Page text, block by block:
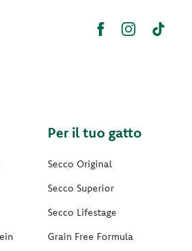
Per il tuo gatto
Secco Original
Secco Superior
Secco Lifestage
Grain Free Formula